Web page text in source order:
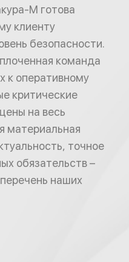
М готова
клиенту
безопасности.
команда
к оперативному
критические
на весь
материальная
точное
обязательств –
наших